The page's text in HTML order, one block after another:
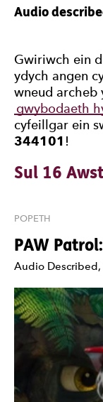
Audio
Gwiriwch ein
ydych angen
wneud archeb
gwybodaeth
cyfeillgar ein
344101 !
12
Sul 16
PAW
POPETH
Nodiadau
Audio